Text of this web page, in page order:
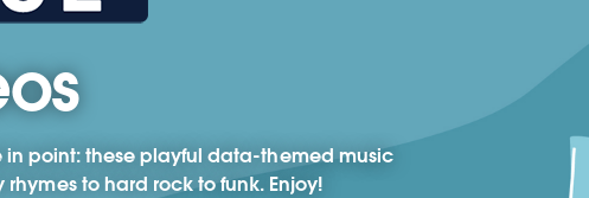
in point: these playful data-themed music
to hard rock to funk. Enjoy!